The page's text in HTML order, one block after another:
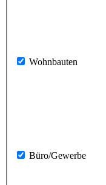
Wohnbauten
Büro/Gewerbe